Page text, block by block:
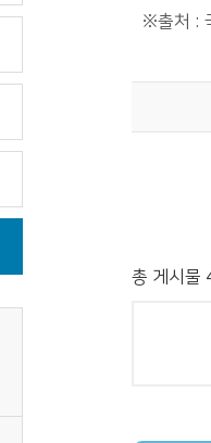
※출처 :
총 게시물